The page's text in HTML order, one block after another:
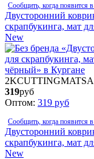
Сообщить, когда появится
Двусторонний
скрапбукинга, мат
New
319руб
Оптом: 319 руб
Сообщить, когда появится
Двусторонний
скрапбукинга, мат
New